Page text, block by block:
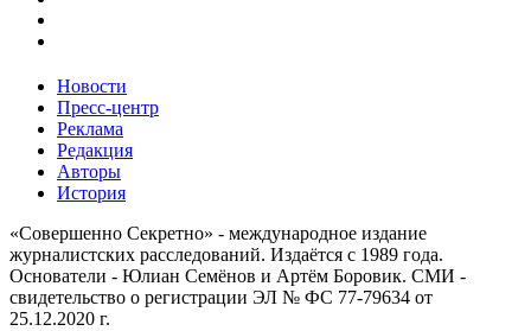
Новости
Пресс-центр
Реклама
Редакция
Авторы
История
«Совершенно Секретно» - международное издание
журналистских расследований. Издаётся с 1989 года.
Основатели - Юлиан Семёнов и Артём Боровик. CМИ -
свидетельство о регистрации ЭЛ № ФС 77-79634 от
25.12.2020 г.